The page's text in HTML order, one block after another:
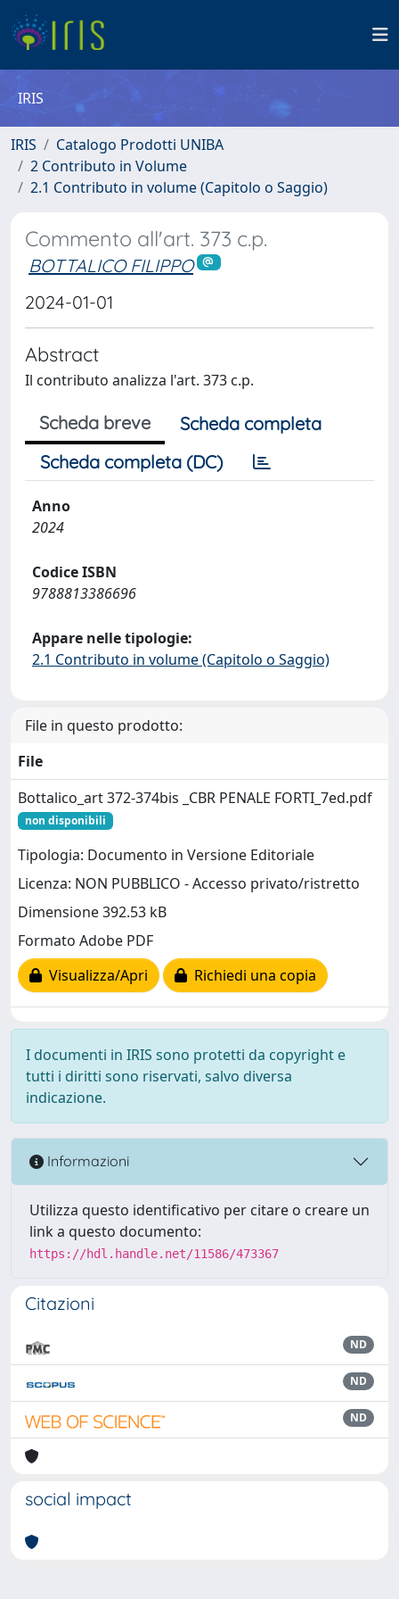
IRIS
IRIS
Catalogo Prodotti UNIBA
2 Contributo in Volume
2.1 Contributo in volume (Capitolo o Saggio)
Commento all'art. 373 c.p.
BOTTALICO FILIPPO
2024-01-01
Abstract
Il contributo analizza l'art. 373 c.p.
Scheda breve
Scheda completa
Scheda completa (DC)
Anno
2024
Codice ISBN
9788813386696
Appare nelle tipologie:
2.1 Contributo in volume (Capitolo o Saggio)
File in questo prodotto:
File
Bottalico_art 372-374bis _CBR PENALE FORTI_7ed.pdf
non disponibili
Tipologia: Documento in Versione Editoriale
Licenza: NON PUBBLICO - Accesso privato/ristretto
Dimensione 392.53 kB
Formato Adobe PDF
Visualizza/Apri
Richiedi una copia
I documenti in IRIS sono protetti da copyright e
tutti i diritti sono riservati, salvo diversa
indicazione.
Informazioni
Utilizza questo identificativo per citare o creare un
link a questo documento:
https://hdl.handle.net/11586/473367
Citazioni
ND
ND
ND
social impact